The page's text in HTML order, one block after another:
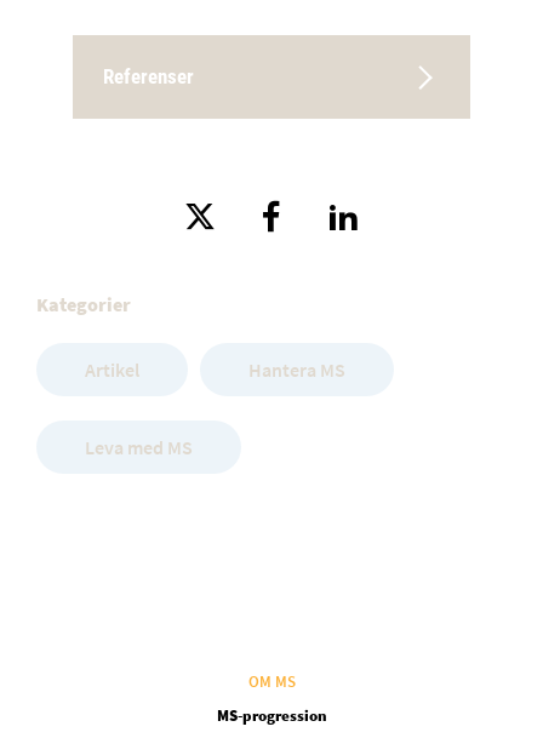
Referenser
Kategorier
Artikel Hantera MS
Leva med MS
OM MS
MS-progression